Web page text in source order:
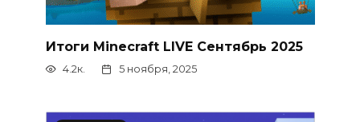
Итоги Minecraft LIVE Сентябрь 2025
4.2к. 5 ноября, 2025